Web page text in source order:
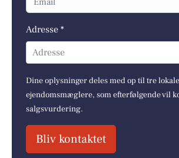
Adresse *
Adresse
Dine oplysninger deles med op til tre lokale
ejendomsmæglere, som efterfølgende vil
salgsvurdering.
Bliv kontaktet